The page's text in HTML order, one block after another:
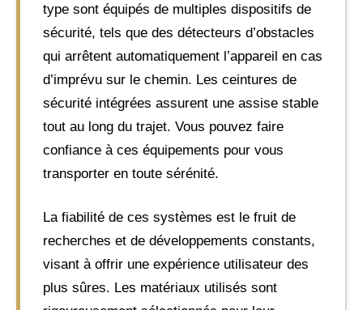
type sont équipés de multiples dispositifs de
sécurité, tels que des détecteurs d’obstacles
qui arrêtent automatiquement l’appareil en cas
d’imprévu sur le chemin. Les ceintures de
sécurité intégrées assurent une assise stable
tout au long du trajet. Vous pouvez faire
confiance à ces équipements pour vous
transporter en toute sérénité.
La fiabilité de ces systèmes est le fruit de
recherches et de développements constants,
visant à offrir une expérience utilisateur des
plus sûres. Les matériaux utilisés sont